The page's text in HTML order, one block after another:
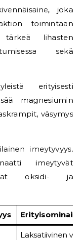
joka
toimintaan
lihasten
sekä
erityisesti
magnesiumin
väsymys
imeytyvyys.
imeytyvät
oksidi- ja
Laksatiivinen